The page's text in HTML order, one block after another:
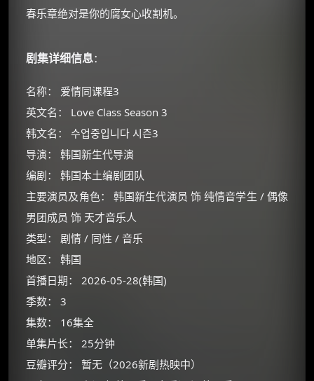
春乐章绝对是你的腐女心收割机。
剧集详细信息：
名称： 爱情同课程3
英文名： Love Class Season 3
韩文名： 수업중입니다 시즌3
导演： 韩国新生代导演
编剧： 韩国本土编剧团队
主要演员及角色： 韩国新生代演员 饰 纯情音学生 / 偶像
男团成员 饰 天才音乐人
类型： 剧情 / 同性 / 音乐
地区： 韩国
首播日期： 2026-05-28(韩国)
季数： 3
集数： 16集全
单集片长： 25分钟
豆瓣评分： 暂无（2026新剧热映中）